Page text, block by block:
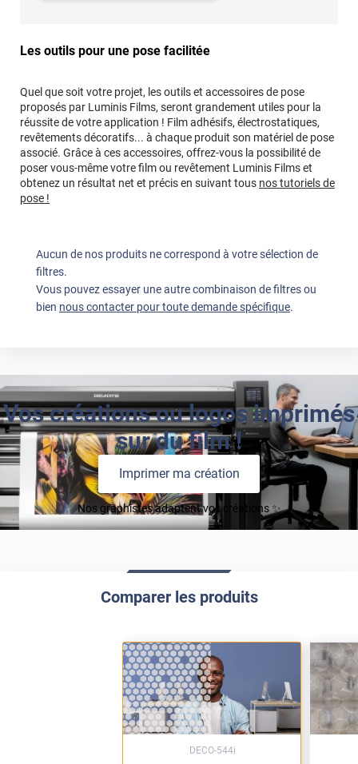
Les outils pour une pose facilitée
Quel que soit votre projet, les outils et accessoires de pose
proposés par Luminis Films, seront grandement utiles pour la
réussite de votre application ! Film adhésifs, électrostatiques,
revêtements décoratifs... à chaque produit son matériel de pose
associé. Grâce à ces accessoires, offrez-vous la possibilité de
poser vous-même votre film ou revêtement Luminis Films et
obtenez un résultat net et précis en suivant tous nos tutoriels de
pose !
Aucun de nos produits ne correspond à votre sélection de
filtres.
Vous pouvez essayer une autre combinaison de filtres ou
bien nous contacter pour toute demande spécifique.
Vos créations ou logos imprimés
sur du film !
Imprimer ma création
Nos graphistes adaptent vos créations ✨
Comparer les produits
DECO-544i